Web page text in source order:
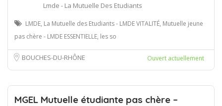
Lmde - La Mutuelle Des Etudiants
LMDE, La Mutuelle des Etudiants - LMDE VITALITÉ, Mutuelle jeune
pas chère - LMDE ESSENTIELLE, les so
BOUCHES-DU-RHÔNE Ouvert actuellement
MGEL Mutuelle étudiante pas chère –